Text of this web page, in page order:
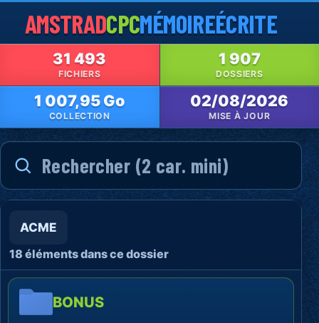
AMSTRADCPCMÉMOIREÉCRITE
31 493
FICHIERS
1 907
DOSSIERS
1 007,95 Go
COLLECTION
02/08/2026
MISE À JOUR
ACME
18 éléments dans ce dossier
BONUS